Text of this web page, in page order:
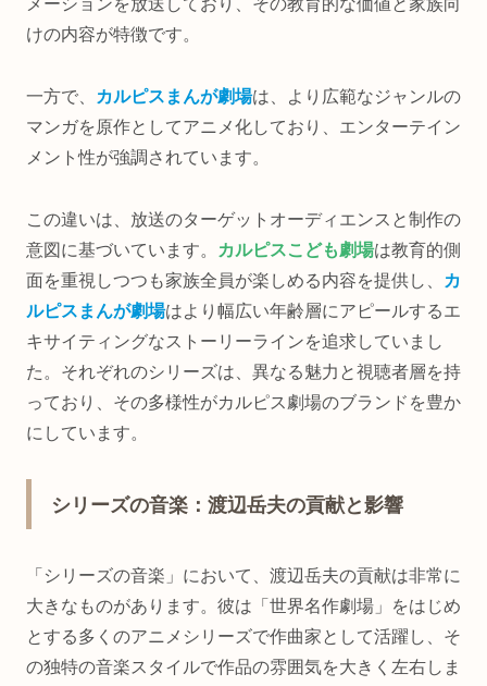
メーションを放送しており、その教育的な価値と家族向
けの内容が特徴です。
一方で、 カルピスまんが劇場は、より広範なジャンルの
マンガを原作としてアニメ化しており、エンターテイン
メント性が強調されています。
この違いは、放送のターゲットオーディエンスと制作の
意図に基づいています。
カルピスこども劇場は教育的側
面を重視しつつも家族全員が楽しめる内容を提供し、
カ
ルピスまんが劇場はより幅広い年齢層にアピールするエ
キサイティングなストーリーラインを追求していまし
た。それぞれのシリーズは、異なる魅力と視聴者層を持
っており、その多様性がカルピス劇場のブランドを豊か
にしています。
シリーズの音楽：渡辺岳夫の貢献と影響
「シリーズの音楽」において、渡辺岳夫の貢献は非常に
大きなものがあります。彼は「世界名作劇場」をはじめ
とする多くのアニメシリーズで作曲家として活躍し、そ
の独特の音楽スタイルで作品の雰囲気を大きく左右しま